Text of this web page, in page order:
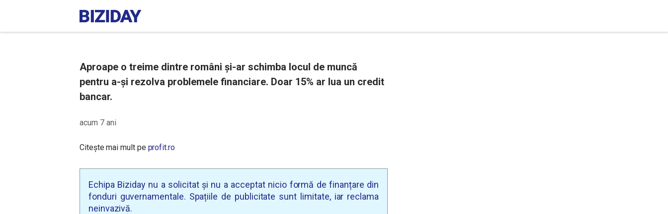
Aproape o treime dintre români și-ar schimba locul de muncă
pentru a-și rezolva problemele financiare. Doar 15% ar lua un credit
bancar.
acum 7 ani
Citește mai mult pe profit.ro
Echipa Biziday nu a solicitat și nu a acceptat nicio formă de finanțare din
fonduri guvernamentale. Spațiile de publicitate sunt limitate, iar reclama
neinvazivă.